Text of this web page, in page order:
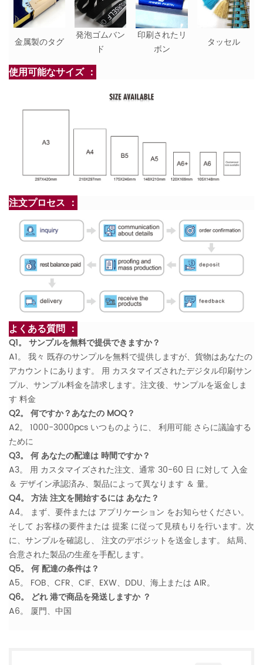
金属製のタグ
発泡ゴムバン
ド
印刷されたリ
ボン
タッセル
使用可能なサイズ ：
注文プロセス ：
よくある質問 ：
Q1。 サンプルを無料で提供できますか？
A1。 我々 既存のサンプルを無料で提供しますが、貨物はあなたの
アカウントにあります。 用 カスタマイズされたデジタル印刷サン
プル、サンプル料金を請求します。注文後、サンプルを返金しま
す 料金
Q2。 何ですか？あなたの MOQ？
A2。 1000-3000pcs いつものように、 利用可能 さらに議論する
ために
Q3。 何 あなたの配達は 時間ですか？
A3。 用 カスタマイズされた注文、通常 30-60 日 に対して 入金
＆ デザイン承認済み、製品によって異なります ＆ 量。
Q4。 方法 注文を開始するには あなた？
A4。 まず、要件または アプリケーション をお知らせください。
そして お客様の要件または 提案 に従って見積もりを行います。次
に、サンプルを確認し、 注文のデポジットを送金します。 結局、
合意された製品の生産を手配します。
Q5。 何 配達の条件は？
A5。 FOB、CFR、CIF、EXW、DDU、海上または AIR。
Q6。 どれ 港で商品を発送しますか ？
A6。 厦門、中国